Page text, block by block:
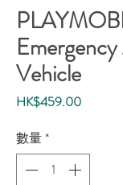
Vehicle
HK$459.00價
數量*